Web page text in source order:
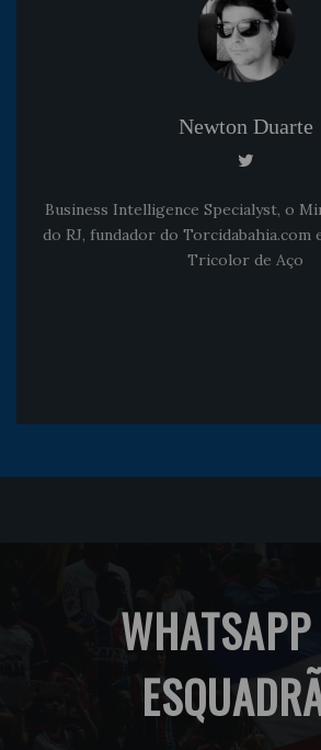
Newton Duarte
Business Intelligence Specialyst, o
do RJ, fundador do Torcidabahia.com
Tricolor de Aço